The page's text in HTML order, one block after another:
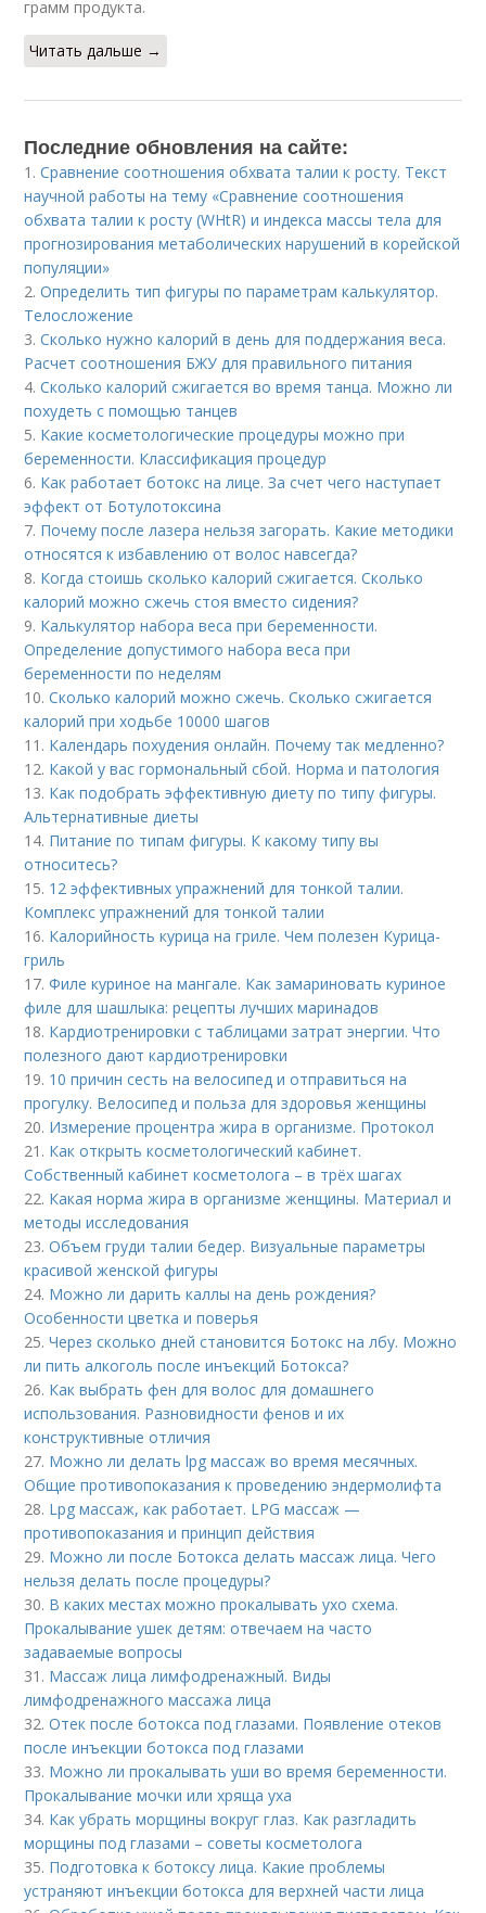
грамм продукта.
Читать дальше →
Последние обновления на сайте:
1.Сравнение соотношения обхвата талии к росту. Текст
научной работы на тему «Сравнение соотношения
обхвата талии к росту (WHtR) и индекса массы тела для
прогнозирования метаболических нарушений в корейской
популяции»
2.Определить тип фигуры по параметрам калькулятор.
Телосложение
3.Сколько нужно калорий в день для поддержания веса.
Расчет соотношения БЖУ для правильного питания
4.Сколько калорий сжигается во время танца. Можно ли
похудеть с помощью танцев
5. Какие косметологические процедуры можно при
беременности. Классификация процедур
6. Как работает ботокс на лице. За счет чего наступает
эффект от Ботулотоксина
7. Почему после лазера нельзя загорать. Какие методики
относятся к избавлению от волос навсегда?
8. Когда стоишь сколько калорий сжигается. Сколько
калорий можно сжечь стоя вместо сидения?
9. Калькулятор набора веса при беременности.
Определение допустимого набора веса при
беременности по неделям
10.Сколько калорий можно сжечь. Сколько сжигается
калорий при ходьбе 10000 шагов
11. Календарь похудения онлайн. Почему так медленно?
12. Какой у вас гормональный сбой. Норма и патология
13. Как подобрать эффективную диету по типу фигуры.
Альтернативные диеты
14. Питание по типам фигуры. К какому типу вы
относитесь?
15. 12 эффективных упражнений для тонкой талии.
Комплекс упражнений для тонкой талии
16. Калорийность курица на гриле. Чем полезен Курица-
гриль
17.Филе куриное на мангале. Как замариновать куриное
филе для шашлыка: рецепты лучших маринадов
18. Кардиотренировки с таблицами затрат энергии. Что
полезного дают кардиотренировки
19. 10 причин сесть на велосипед и отправиться на
прогулку. Велосипед и польза для здоровья женщины
20. Измерение процентра жира в организме. Протокол
21. Как открыть косметологический кабинет.
Собственный кабинет косметолога – в трёх шагах
22. Какая норма жира в организме женщины. Материал и
методы исследования
23.Объем груди талии бедер. Визуальные параметры
красивой женской фигуры
24. Можно ли дарить каллы на день рождения?
Особенности цветка и поверья
25.Через сколько дней становится Ботокс на лбу. Можно
ли пить алкоголь после инъекций Ботокса?
26. Как выбрать фен для волос для домашнего
использования. Разновидности фенов и их
конструктивные отличия
27. Можно ли делать lpg массаж во время месячных.
Общие противопоказания к проведению эндермолифта
28. Lpg массаж, как работает. LPG массаж —
противопоказания и принцип действия
29. Можно ли после Ботокса делать массаж лица. Чего
нельзя делать после процедуры?
30. В каких местах можно прокалывать ухо схема.
Прокалывание ушек детям: отвечаем на часто
задаваемые вопросы
31. Массаж лица лимфодренажный. Виды
лимфодренажного массажа лица
32.Отек после ботокса под глазами. Появление отеков
после инъекции ботокса под глазами
33. Можно ли прокалывать уши во время беременности.
Прокалывание мочки или хряща уха
34. Как убрать морщины вокруг глаз. Как разгладить
морщины под глазами – советы косметолога
35. Подготовка к ботоксу лица. Какие проблемы
устраняют инъекции ботокса для верхней части лица